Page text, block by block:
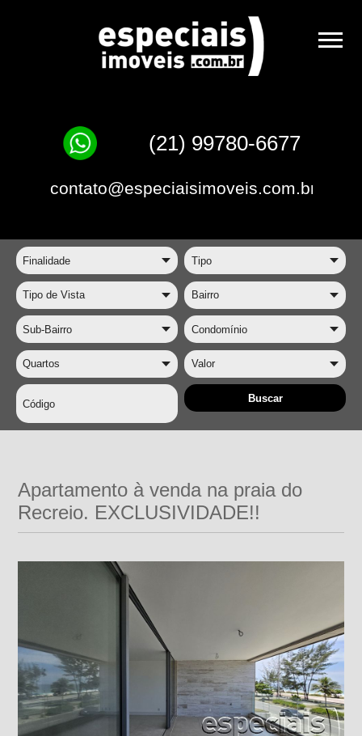
(21) 99780-6677
contato@especiaisimoveis.com.br
Apartamento à venda na praia do
Recreio. EXCLUSIVIDADE!!